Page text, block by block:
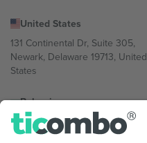
United States
131 Continental Dr, Suite 305,
Newark, Delaware 19713, United
States
Bulgaria
Regus Sofia City West, bul
Totleben 53-55, 1606 Sofia,